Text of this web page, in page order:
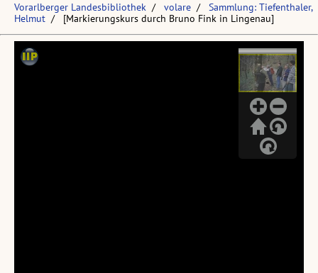
Vorarlberger Landesbibliothek volare
Sammlung: Tiefenthaler,
Helmut
[Markierungskurs durch Bruno Fink in Lingenau]